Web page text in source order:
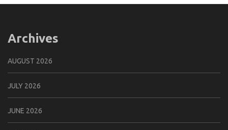
Archives
AUGUST 2026
JULY 2026
JUNE 2026